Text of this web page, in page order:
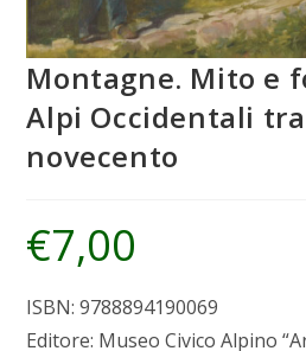
Montagne. Mito e
Alpi Occidentali
novecento
€7,00
ISBN: 9788894190069
Editore: Museo Civico Alpino